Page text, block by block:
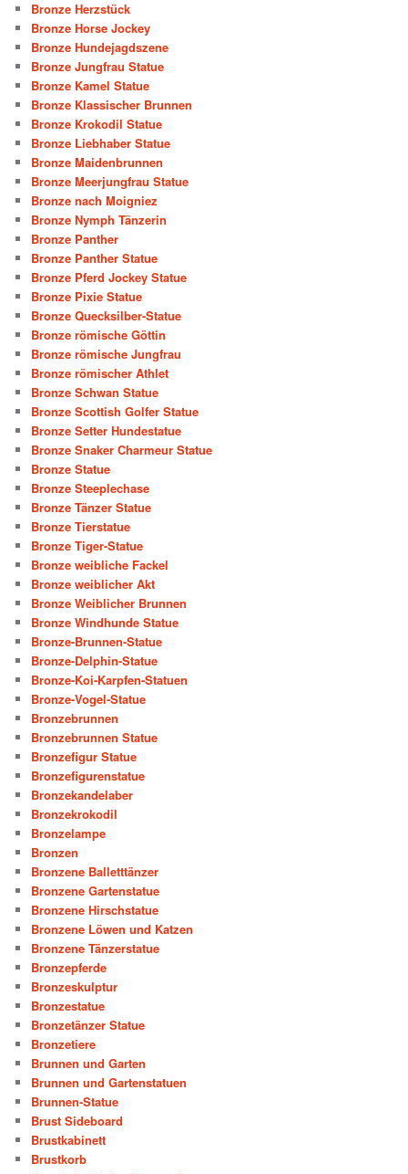
Bronze Herzstück
Bronze Horse Jockey
Bronze Hundejagdszene
Bronze Jungfrau Statue
Bronze Kamel Statue
Bronze Klassischer Brunnen
Bronze Krokodil Statue
Bronze Liebhaber Statue
Bronze Maidenbrunnen
Bronze Meerjungfrau Statue
Bronze nach Moigniez
Bronze Nymph Tänzerin
Bronze Panther
Bronze Panther Statue
Bronze Pferd Jockey Statue
Bronze Pixie Statue
Bronze Quecksilber-Statue
Bronze römische Göttin
Bronze römische Jungfrau
Bronze römischer Athlet
Bronze Schwan Statue
Bronze Scottish Golfer Statue
Bronze Setter Hundestatue
Bronze Snaker Charmeur Statue
Bronze Statue
Bronze Steeplechase
Bronze Tänzer Statue
Bronze Tierstatue
Bronze Tiger-Statue
Bronze weibliche Fackel
Bronze weiblicher Akt
Bronze Weiblicher Brunnen
Bronze Windhunde Statue
Bronze-Brunnen-Statue
Bronze-Delphin-Statue
Bronze-Koi-Karpfen-Statuen
Bronze-Vogel-Statue
Bronzebrunnen
Bronzebrunnen Statue
Bronzefigur Statue
Bronzefigurenstatue
Bronzekandelaber
Bronzekrokodil
Bronzelampe
Bronzen
Bronzene Balletttänzer
Bronzene Gartenstatue
Bronzene Hirschstatue
Bronzene Löwen und Katzen
Bronzene Tänzerstatue
Bronzepferde
Bronzeskulptur
Bronzestatue
Bronzetänzer Statue
Bronzetiere
Brunnen und Garten
Brunnen und Gartenstatuen
Brunnen-Statue
Brust Sideboard
Brustkabinett
Brustkorb